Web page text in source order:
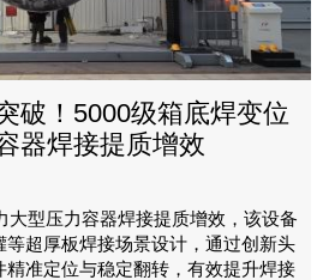
破！5000级箱底焊变位
器焊接提质增效‌
大型压力容器焊接提质增效‌，该设备
超厚板焊接场景设计，通过创新头
精准定位与稳定翻转，有效提升焊接